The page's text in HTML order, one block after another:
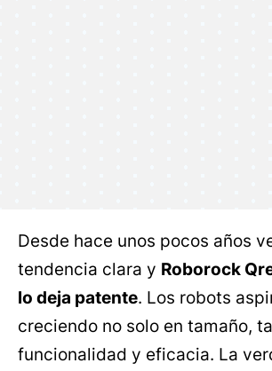
Desde hace unos pocos años
tendencia clara y Roborock
lo deja patente. Los robots
creciendo no solo en tamaño,
funcionalidad y eficacia. La